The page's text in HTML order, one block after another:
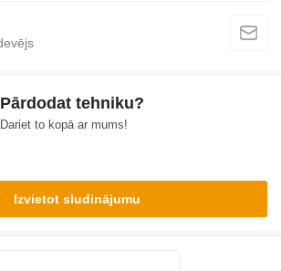
Pārdodat tehniku?
Dariet to kopā ar mums!
Izvietot sludinājumu